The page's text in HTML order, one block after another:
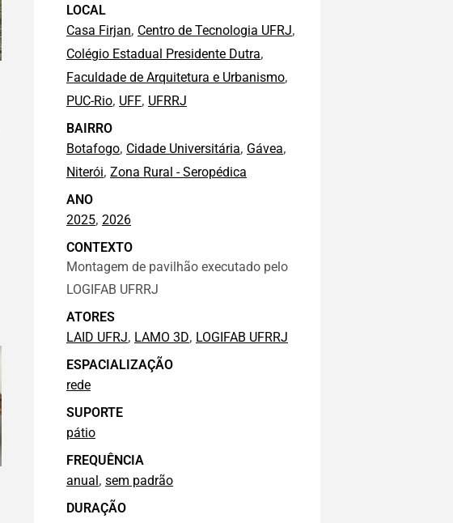
LOCAL
Casa Firjan, Centro de Tecnologia UFRJ,
Colégio Estadual Presidente Dutra,
Faculdade de Arquitetura e Urbanismo,
PUC-Rio, UFF, UFRRJ
BAIRRO
Botafogo, Cidade Universitária, Gávea,
Niterói, Zona Rural - Seropédica
ANO
2025, 2026
CONTEXTO
Montagem de pavilhão executado pelo
LOGIFAB UFRRJ
ATORES
LAID UFRJ, LAMO 3D, LOGIFAB UFRRJ
ESPACIALIZAÇÃO
rede
SUPORTE
pátio
FREQUÊNCIA
anual, sem padrão
DURAÇÃO